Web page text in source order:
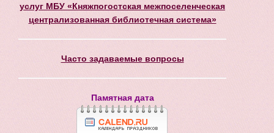
услуг МБУ «Княжпогостская межпоселенческая
централизованная библиотечная система»
Часто задаваемые вопросы
Памятная дата